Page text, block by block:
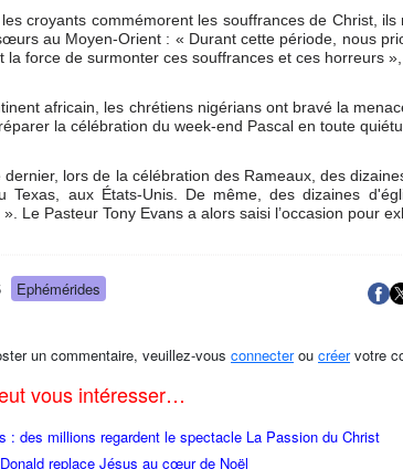
croyants commémorent les souffrances de Christ,
au Moyen-Orient : « Durant cette période, nous
la force de surmonter ces souffrances et ces horreurs
africain, les chrétiens nigérians ont bravé la
la célébration du week-end Pascal en toute
dernier, lors de la célébration des Rameaux, des
Texas, aux États-Unis. De même, des dizaines
Le Pasteur Tony Evans a alors saisi l’occasion pour
Ephémérides
un commentaire, veuillez-vous connecterou créervotre
vous intéresser…
: des millions regardent le spectacle La Passion du Christ
replace Jésus au cœur de Noël